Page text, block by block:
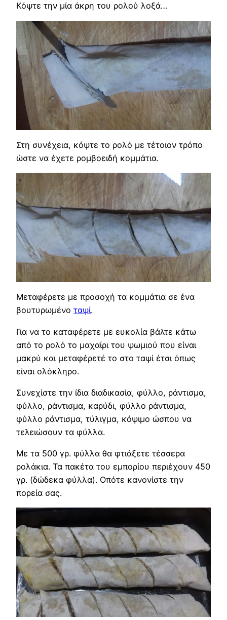
Κόψτε την μία άκρη του ρολού λοξά…
Στη συνέχεια, κόψτε το ρολό με τέτοιον τρόπο
ώστε να έχετε ρομβοειδή κομμάτια.
Μεταφέρετε με προσοχή τα κομμάτια σε ένα
βουτυρωμένο ταψί.
Για να το καταφέρετε με ευκολία βάλτε κάτω
από το ρολό το μαχαίρι του ψωμιού που είναι
μακρύ και μεταφέρετέ το στο ταψί έτσι όπως
είναι ολόκληρο.
Συνεχίστε την ίδια διαδικασία, φύλλο, ράντισμα,
φύλλο, ράντισμα, καρύδι, φύλλο ράντισμα,
φύλλο ράντισμα, τύλιγμα, κόψιμο ώσπου να
τελειώσουν τα φύλλα.
Με τα 500 γρ. φύλλα θα φτιάξετε τέσσερα
ρολάκια. Τα πακέτα του εμπορίου περιέχουν 450
γρ. (δώδεκα φύλλα). Οπότε κανονίστε την
πορεία σας.